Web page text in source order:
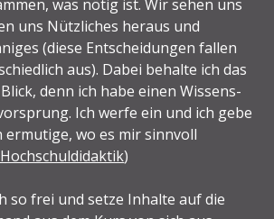
was nötig ist. Wir sehen uns
uns Nützliches heraus und
(diese Entscheidungen fallen
aus). Dabei behalte ich das
denn ich habe einen Wissens-
Ich werfe ein und ich gebe
ermutige, wo es mir sinnvoll
)
so frei und setze Inhalte auf die